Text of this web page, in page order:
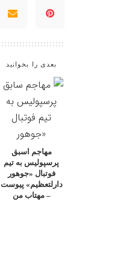
بعدی را بخوانید
مهاجم اسبق
پرسپولیس به تیم
فوتبال «جوهور
دارلتعظیم» پیوست
– مهتاب من